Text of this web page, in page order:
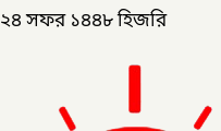
২৪ সফর ১৪৪৮ হিজরি